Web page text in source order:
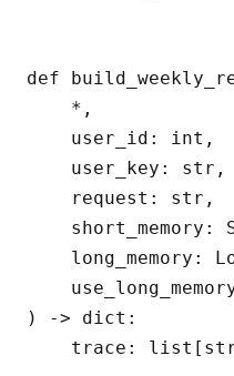
def
    *,
    user_id: int,
    user_key: str,
    request: str,
short_memory:
long_memory:
) -> dict:
trace: